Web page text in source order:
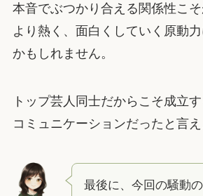
本音でぶつかり合える関係性こ
より熱く、面白くしていく原動
かもしれません。
トップ芸人同士だからこそ成立
コミュニケーションだったと言え
最後に、今回の騒動